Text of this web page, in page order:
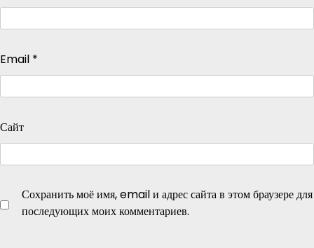
Email *
Сайт
Сохранить моё имя, email и адрес сайта в этом браузере для
последующих моих комментариев.